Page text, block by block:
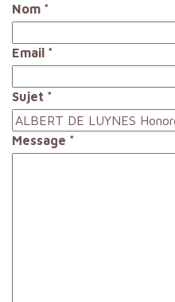
Nom *
Email *
Sujet *
Message *